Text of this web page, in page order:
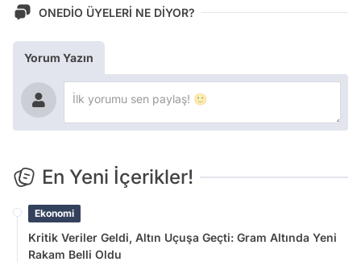
ONEDİO ÜYELERİ NE DİYOR?
Yorum Yazın
En Yeni İçerikler!
Ekonomi
Kritik Veriler Geldi, Altın Uçuşa Geçti: Gram Altında Yeni
Rakam Belli Oldu